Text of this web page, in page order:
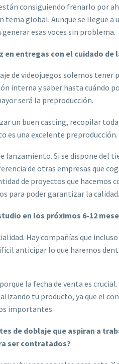
consiguiendo frenarlo por
global. Aunque se llegue a
esas voces sin problema.
en entregas con el cuidado
de videojuegos solemos
interna y saber hasta cuándo
será la preproducción.
un buen casting, recopilar
es una excelente preproducción.
lanzamiento. Si se dispone del
de otras empresas que
de proyectos que hacemos
para poder garantizar la calidad.
en los próximos 6-12
Hay compañías que
anticipar lo que haremos
la fecha de venta es
tu producto, ya que el
importantes.
de doblaje que aspiran a
ser contratados?